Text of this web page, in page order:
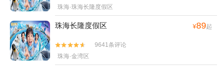
珠海·珠海长隆度假区
珠海长隆度假区 ¥89起


9641条评论
珠海·金湾区